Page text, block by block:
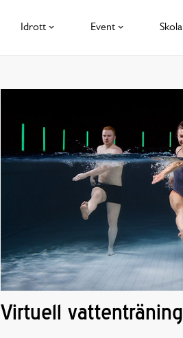
Idrott Event Skola
Virtuell vattenträning